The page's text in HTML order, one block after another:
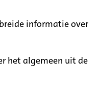
informatie over
het algemeen uit de